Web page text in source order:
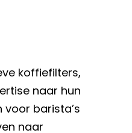
koffiefilters,
naar hun
voor barista’s
naar